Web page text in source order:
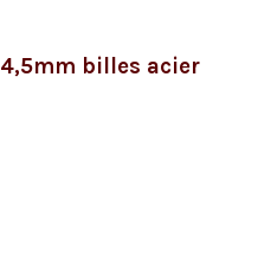
billes acier